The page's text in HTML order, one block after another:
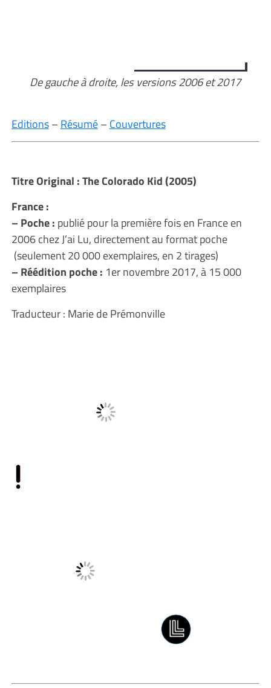
De gauche à droite, les versions 2006 et 2017
Editions–Résumé–Couvertures
Titre Original : The Colorado Kid (2005)
France :
– Poche : publié pour la première fois en France en
2006 chez J’ai Lu, directement au format poche
(seulement 20 000 exemplaires, en 2 tirages)
– Réédition poche : 1er novembre 2017, à 15 000
exemplaires
Traducteur : Marie de Prémonville